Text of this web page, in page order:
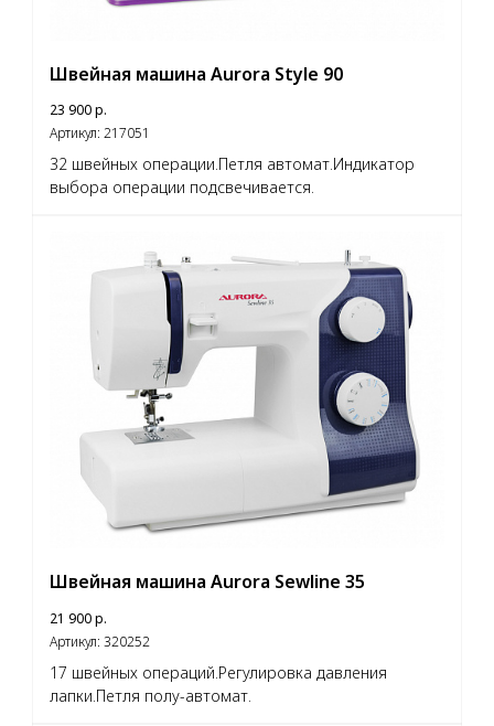
Швейная машина Aurora Style 90
23 900р.
Артикул: 217051
32 швейных операции.Петля автомат.Индикатор
выбора операции подсвечивается.
Швейная машина Aurora Sewline 35
21 900р.
Артикул: 320252
17 швейных операций.Регулировка давления
лапки.Петля полу-автомат.